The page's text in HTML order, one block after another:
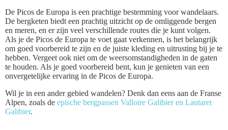
De Picos de Europa is een prachtige bestemming voor wandelaars.
De bergketen biedt een prachtig uitzicht op de omliggende bergen
en meren, en er zijn veel verschillende routes die je kunt volgen.
Als je de Picos de Europa te voet gaat verkennen, is het belangrijk
om goed voorbereid te zijn en de juiste kleding en uitrusting bij je te
hebben. Vergeet ook niet om de weersomstandigheden in de gaten
te houden. Als je goed voorbereid bent, kun je genieten van een
onvergetelijke ervaring in de Picos de Europa.
Wil je in een ander gebied wandelen? Denk dan eens aan de Franse
Alpen, zoals de epische bergpassen Valloire Galibier en Lautaret
Galibier.